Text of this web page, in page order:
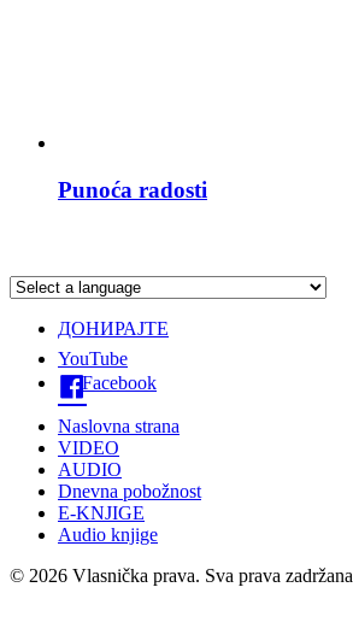
Punoća radosti
ДОНИРАЈТЕ
YouTube
Facebook
Naslovna strana
VIDEO
AUDIO
Dnevna pobožnost
E-KNJIGE
Audio knjige
© 2026 Vlasnička prava. Sva prava zadržana